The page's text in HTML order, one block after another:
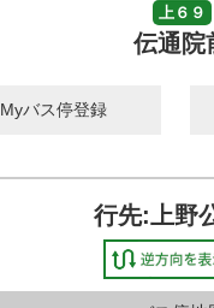
上６９
伝通院
Myバス停登録
行先:上野